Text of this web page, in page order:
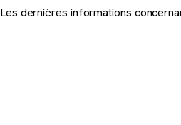
Les dernières informations